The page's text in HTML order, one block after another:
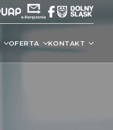
OFERTA KONTAKT